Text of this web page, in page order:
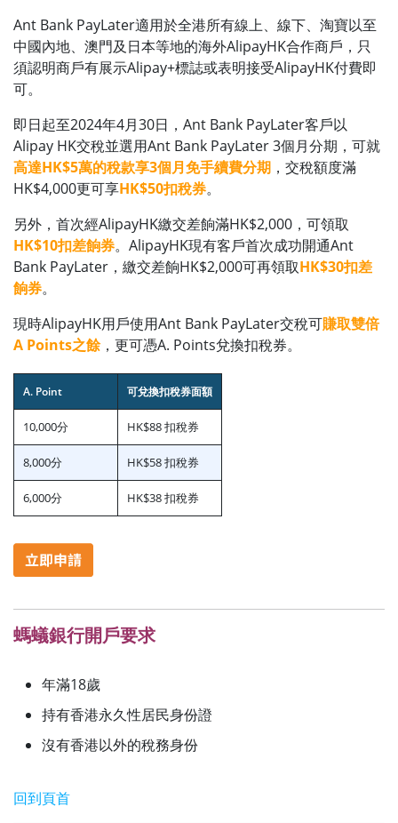
Ant Bank PayLater適用於全港所有線上、線下、淘寶以至
中國內地、澳門及日本等地的海外AlipayHK合作商戶，只
須認明商戶有展示Alipay+標誌或表明接受AlipayHK付費即
可。
即日起至2024年4月30日，Ant Bank PayLater客戶以
Alipay HK交稅並選用Ant Bank PayLater 3個月分期，可就
高達HK$5萬的稅款享3個月免手續費分期 ，交稅額度滿
HK$4,000更可享HK$50扣稅券。
另外，首次經AlipayHK繳交差餉滿HK$2,000，可領取
HK$10扣差餉券。AlipayHK現有客戶首次成功開通Ant
Bank PayLater，繳交差餉HK$2,000可再領取HK$30扣差
餉券。
現時AlipayHK用戶使用Ant Bank PayLater交稅可賺取雙倍
A Points之餘，更可憑A. Points兌換扣稅券。
A. Point 可兌換扣稅券面額
10,000分 HK$88 扣稅券
8,000分 HK$58 扣稅券
6,000分 HK$38 扣稅券
螞蟻銀行開戶要求
年滿18歲
持有香港永久性居民身份證
沒有香港以外的稅務身份
回到頁首